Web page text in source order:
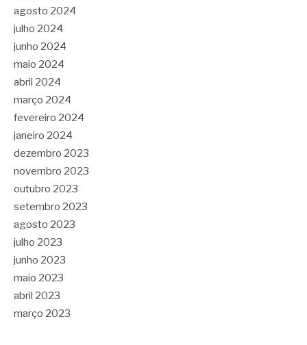
agosto 2024
julho 2024
junho 2024
maio 2024
abril 2024
março 2024
fevereiro 2024
janeiro 2024
dezembro 2023
novembro 2023
outubro 2023
setembro 2023
agosto 2023
julho 2023
junho 2023
maio 2023
abril 2023
março 2023